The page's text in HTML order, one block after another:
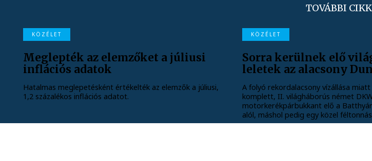
TOVÁBBI
KÖZÉLET
Meglepték az elemzőket a júliusi
inflációs adatok
Hatalmas meglepetésként értékelték az elemzők a júliusi,
1,2 százalékos inflációs adatot.
KÖZÉLET
Sorra kerülnek elő
leletek az alacsony
A folyó rekordalacsony vízállása miatt
komplett, II. világháborús német
motorkerékpárbukkant elő a
alól, máshol pedig egy közel